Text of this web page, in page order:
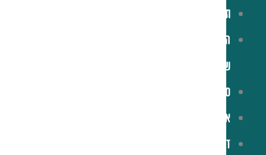
תפריט
הסיפור
שלנו
סניפים
אירועים
זכיינות